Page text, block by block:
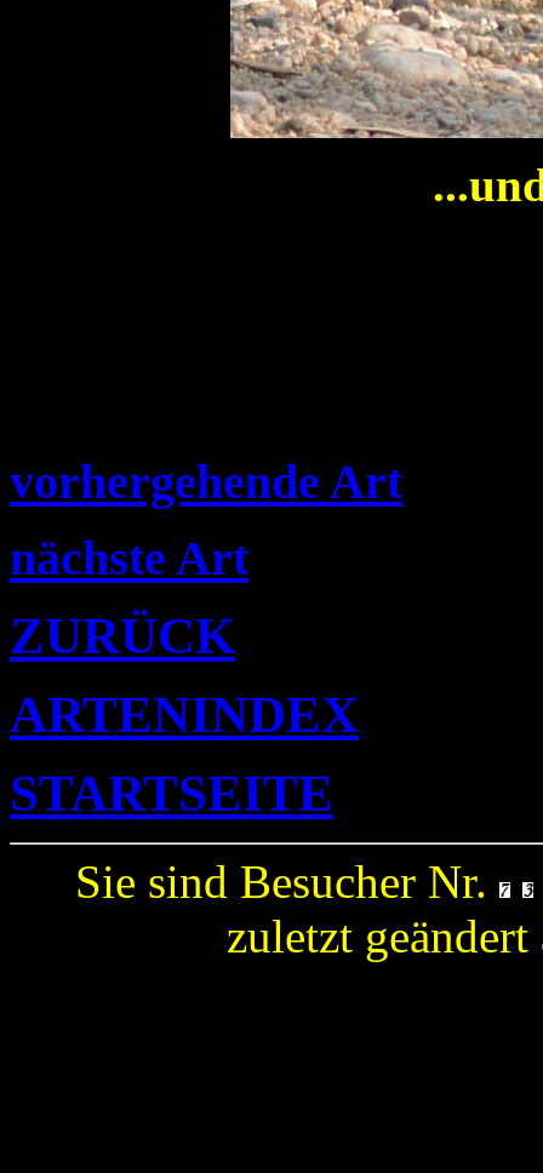
vorhergehende Art
nächste Art
ZURÜCK
ARTENINDEX
STARTSEITE
Sie sind Besucher Nr.
zuletzt